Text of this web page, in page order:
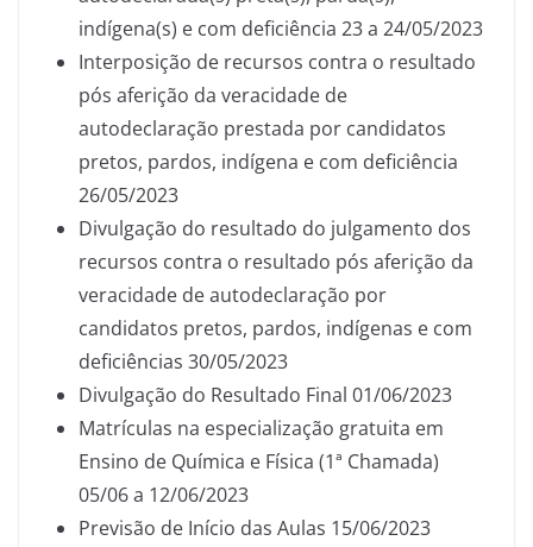
indígena(s) e com deficiência 23 a 24/05/2023
Interposição de recursos contra o resultado
pós aferição da veracidade de
autodeclaração prestada por candidatos
pretos, pardos, indígena e com deficiência
26/05/2023
Divulgação do resultado do julgamento dos
recursos contra o resultado pós aferição da
veracidade de autodeclaração por
candidatos pretos, pardos, indígenas e com
deficiências 30/05/2023
Divulgação do Resultado Final 01/06/2023
Matrículas na especialização gratuita em
Ensino de Química e Física (1ª Chamada)
05/06 a 12/06/2023
Previsão de Início das Aulas 15/06/2023